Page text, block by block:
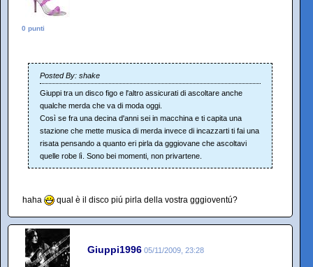
0 punti
Posted By: shake
Giuppi tra un disco figo e l'altro assicurati di ascoltare anche
qualche merda che va di moda oggi.
Così se fra una decina d'anni sei in macchina e ti capita una
stazione che mette musica di merda invece di incazzarti ti fai una
risata pensando a quanto eri pirla da gggiovane che ascoltavi
quelle robe lì. Sono bei momenti, non privartene.
haha qual è il disco piú pirla della vostra gggioventú?
Giuppi1996 05/11/2009, 23:28